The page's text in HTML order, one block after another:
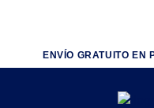
ENVÍO GRATUITO EN